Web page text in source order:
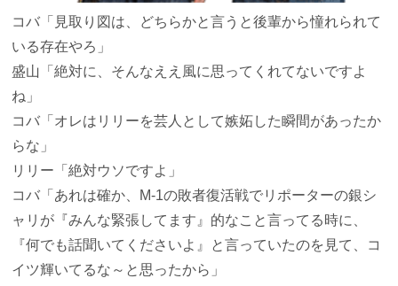
コバ 「見取り図は、どちらかと言うと後輩から憧れられて
いる存在やろ」
盛山 「絶対に、そんなええ風に思ってくれてないですよ
ね」
コバ 「オレはリリーを芸人として嫉妬した瞬間があったか
らな」
リリー 「絶対ウソですよ」
コバ 「あれは確か、M-1の敗者復活戦でリポーターの銀シ
ャリが『みんな緊張してます』的なこと言ってる時に、
『何でも話聞いてくださいよ』と言っていたのを見て、コ
イツ輝いてるな～と思ったから」